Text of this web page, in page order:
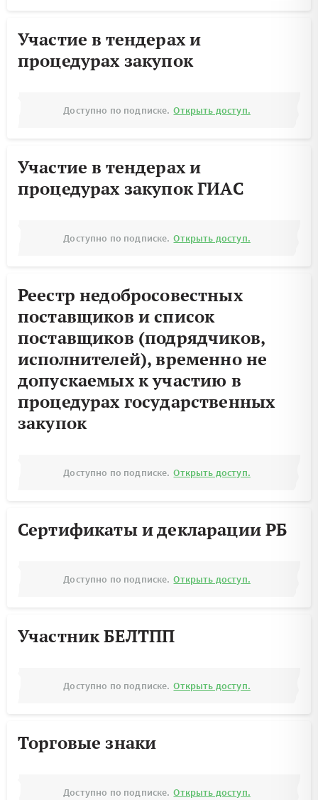
Участие в тендерах и
процедурах закупок
Доступно по подписке. Открыть доступ.
Участие в тендерах и
процедурах закупок ГИАС
Доступно по подписке. Открыть доступ.
Реестр недобросовестных
поставщиков и список
поставщиков (подрядчиков,
исполнителей), временно не
допускаемых к участию в
процедурах государственных
закупок
Доступно по подписке. Открыть доступ.
Сертификаты и декларации РБ
Доступно по подписке. Открыть доступ.
Участник БЕЛТПП
Доступно по подписке. Открыть доступ.
Торговые знаки
Доступно по подписке. Открыть доступ.